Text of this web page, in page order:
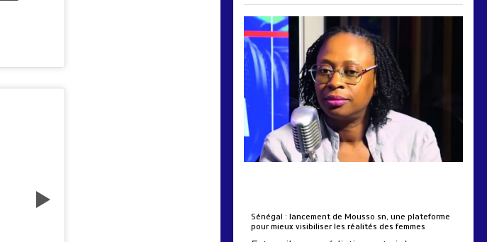
Sénégal : lancement de Mousso.sn, une plateforme
pour mieux visibiliser les réalités des femmes